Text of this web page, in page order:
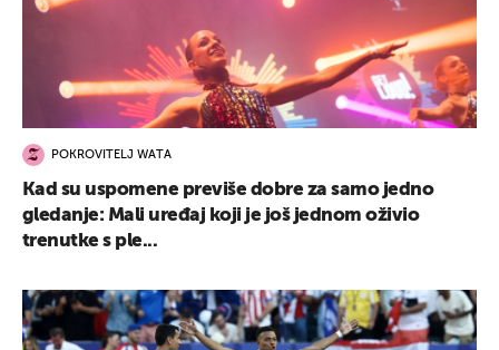
POKROVITELJ WATA
Kad su uspomene previše dobre za samo jedno
gledanje: Mali uređaj koji je još jednom oživio
trenutke s ple...